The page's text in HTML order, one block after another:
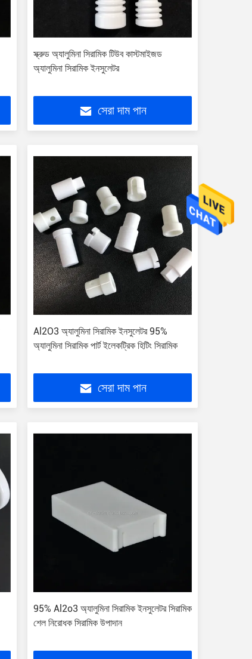
স্ক্রুড অ্যালুমিনা সিরামিক টিউব কাস্টমাইজড
অ্যালুমিনা সিরামিক ইনসুলেটর
সেরা দাম পান
Al2O3 অ্যালুমিনা সিরামিক ইনসুলেটর 95%
অ্যালুমিনা সিরামিক পার্ট ইলেকট্রিক হিটিং সিরামিক
সেরা দাম পান
95% Al2o3 অ্যালুমিনা সিরামিক ইনসুলেটর সিরামিক
শেল নিরোধক সিরামিক উপাদান